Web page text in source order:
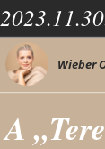
Wieber
A